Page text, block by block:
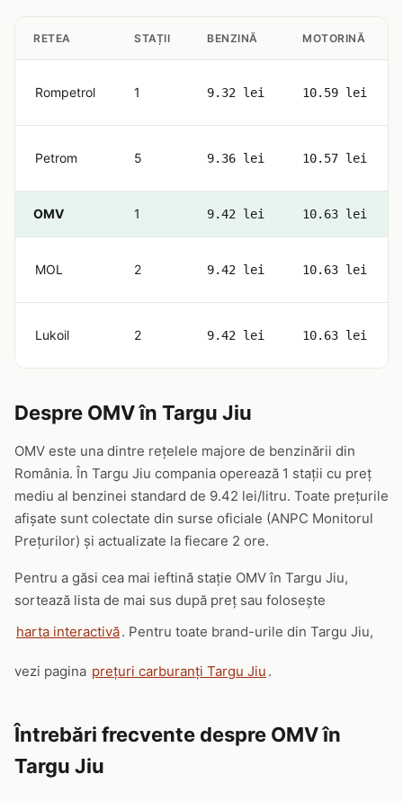
RETEA STAȚII BENZINĂ MOTORINĂ
Rompetrol 1 9.32 lei 10.59 lei
Petrom 5 9.36 lei 10.57 lei
OMV 1 9.42 lei 10.63 lei
MOL 2 9.42 lei 10.63 lei
Lukoil 2 9.42 lei 10.63 lei
Despre OMV în Targu Jiu
OMV este una dintre rețelele majore de benzinării din
România. În Targu Jiu compania operează 1 stații cu preț
mediu al benzinei standard de 9.42 lei/litru. Toate prețurile
afișate sunt colectate din surse oficiale (ANPC Monitorul
Prețurilor) și actualizate la fiecare 2 ore.
Pentru a găsi cea mai ieftină stație OMV în Targu Jiu,
sortează lista de mai sus după preț sau folosește
harta interactivă. Pentru toate brand-urile din Targu Jiu,
vezi pagina prețuri carburanți Targu Jiu .
Întrebări frecvente despre OMV în
Targu Jiu